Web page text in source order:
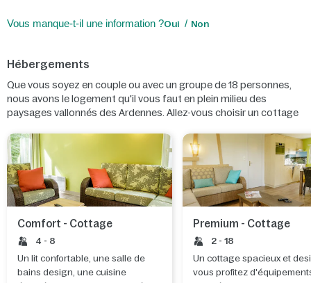
Vous manque-t-il une information ?Oui Non
Hébergements
Que vous soyez en couple ou avec un groupe de 18 personnes,
nous avons le logement qu'il vous faut en plein milieu des
paysages vallonnés des Ardennes. Allez-vous choisir un cottage
Comfort - Cottage
4 - 8
Un lit confortable, une salle de
bains design, une cuisine
Premium - Cottage
2 - 18
Un cottage spacieux et
vous profitez